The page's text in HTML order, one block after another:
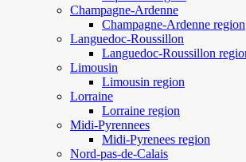
Champagne-Ardenne
Champagne-Ardenne region
Languedoc-Roussillon
Languedoc-Roussillon
Limousin
Limousin region
Lorraine
Lorraine region
Midi-Pyrennees
Midi-Pyrenees region
Nord-pas-de-Calais